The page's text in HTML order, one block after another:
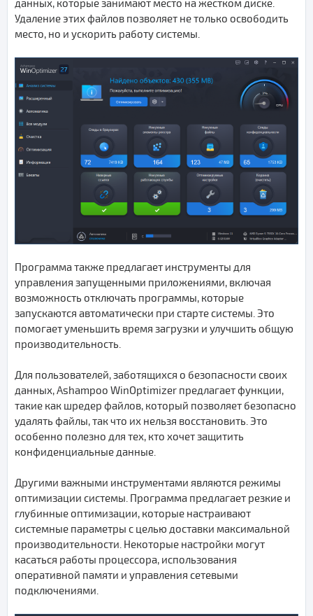
данных, которые занимают место на жестком диске.
Удаление этих файлов позволяет не только освободить
место, но и ускорить работу системы.
Программа также предлагает инструменты для
управления запущенными приложениями, включая
возможность отключать программы, которые
запускаются автоматически при старте системы. Это
помогает уменьшить время загрузки и улучшить общую
производительность.
Для пользователей, заботящихся о безопасности своих
данных, Ashampoo WinOptimizer предлагает функции,
такие как шредер файлов, который позволяет безопасно
удалять файлы, так что их нельзя восстановить. Это
особенно полезно для тех, кто хочет защитить
конфиденциальные данные.
Другими важными инструментами являются режимы
оптимизации системы. Программа предлагает резкие и
глубинные оптимизации, которые настраивают
системные параметры с целью доставки максимальной
производительности. Некоторые настройки могут
касаться работы процессора, использования
оперативной памяти и управления сетевыми
подключениями.